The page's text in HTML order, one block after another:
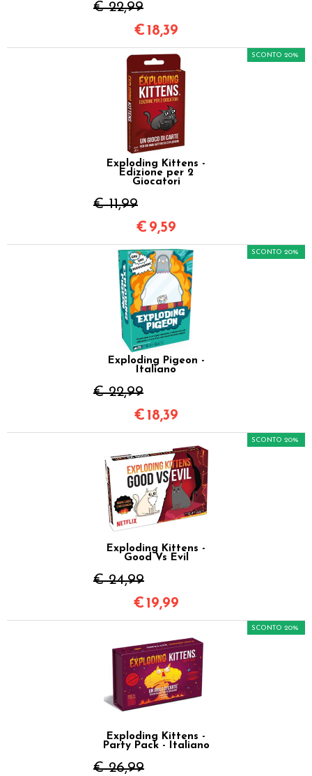
€ 22,99
€ 18,39
Exploding Kittens -
Edizione per 2
Giocatori
€ 11,99
SCONTO 20%
€ 9,59
Exploding Pigeon -
Italiano
€ 22,99
SCONTO 20%
€ 18,39
Exploding Kittens -
Good Vs Evil
€ 24,99
SCONTO 20%
€ 19,99
Exploding Kittens -
Party Pack - Italiano
€ 26,99
SCONTO 20%